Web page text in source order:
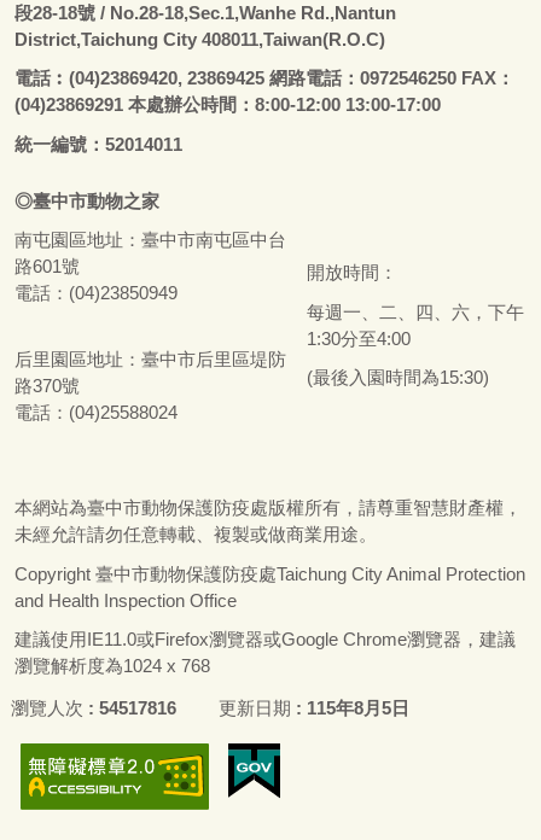
段28-18號 / No.28-18,Sec.1,Wanhe Rd.,Nantun
District,Taichung City 408011,Taiwan(R.O.C)
電話︰ (04)23869420, 23869425 網路電話：0972546250 FAX：
(04)23869291 本處辦公時間：8:00-12:00 13:00-17:00
統一編號：52014011
◎臺中市動物之家
南屯園區地址： 臺中市南屯區中台
路601號
電話：(04)23850949
后里園區地址： 臺中市后里區堤防
路370號
電話：(04)25588024
開放時間：
每週一、二、四、六，下午
1:30分至4:00
(最後入園時間為15:30)
本網站為臺中市動物保護防疫處版權所有，請尊重智慧財產權，
未經允許請勿任意轉載、複製或做商業用途。
Copyright 臺中市動物保護防疫處Taichung City Animal Protection
and Health Inspection Office
建議使用IE11.0或Firefox瀏覽器或Google Chrome瀏覽器，建議
瀏覽解析度為1024 x 768
瀏覽人次 54517816 更新日期 115年8月5日